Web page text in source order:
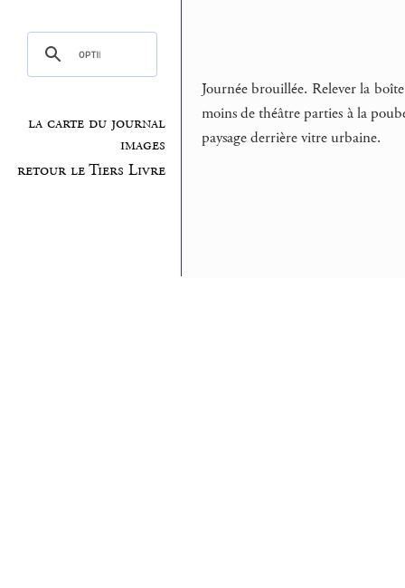
la carte du journal
images
retour le Tiers Livre
Journée brouillée. Relever la
moins de théâtre parties à la
paysage derrière vitre urbaine.